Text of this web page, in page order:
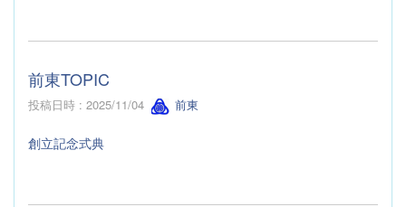
前東TOPIC
投稿日時 : 2025/11/04 前東
創立記念式典